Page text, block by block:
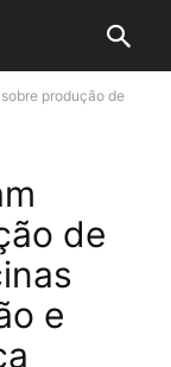
produção de
de
e